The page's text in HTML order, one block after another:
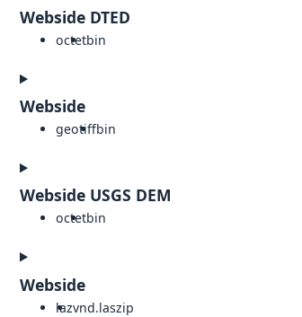
Webside DTED
octetbin
Webside
geotiffbin
Webside USGS DEM
octetbin
Webside
lazvnd.laszip